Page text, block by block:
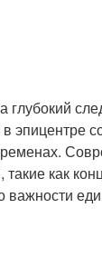
эпицентре
как